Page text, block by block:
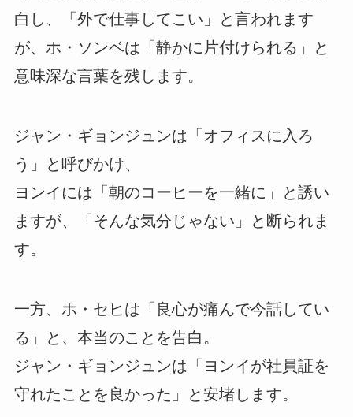
白し、「外で仕事してこい」と言われます
が、ホ・ソンベは「静かに片付けられる」と
意味深な言葉を残します。
ジャン・ギョンジュンは「オフィスに入ろ
う」と呼びかけ、
ヨンイには「朝のコーヒーを一緒に」と誘い
ますが、「そんな気分じゃない」と断られま
す。
一方、ホ・セヒは「良心が痛んで今話してい
る」と、本当のことを告白。
ジャン・ギョンジュンは「ヨンイが社員証を
守れたことを良かった」と安堵します。